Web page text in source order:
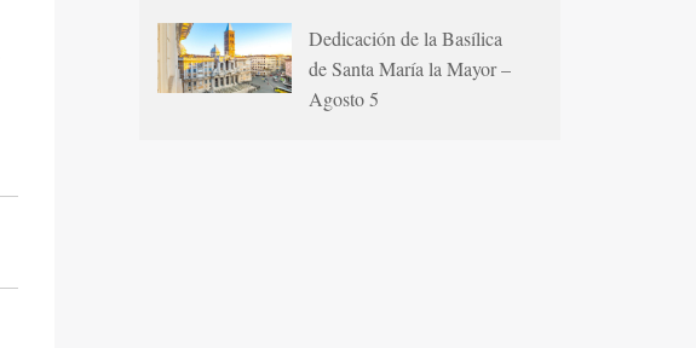
Dedicación de la Basílica
de Santa María la Mayor –
Agosto 5